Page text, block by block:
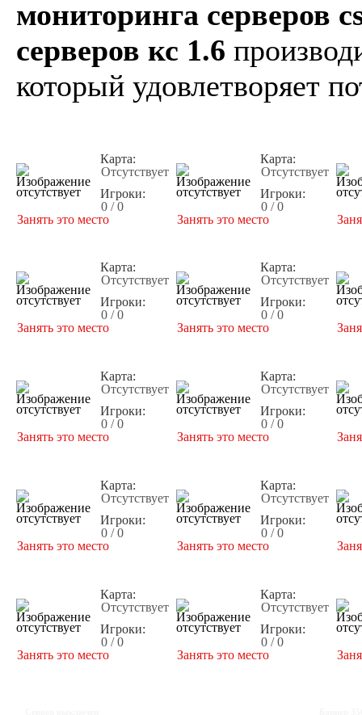
мониторинга серверов
серверов кс 1.6
который удовлетворяет
Карта:
Отсутствует
Игроки:
0 / 0
Занять это место
Карта:
Отсутствует
Игроки:
0 / 0
Занять это место
Карта:
Отсутствует
Игроки:
0 / 0
Занять это место
Карта:
Отсутствует
Игроки:
0 / 0
Занять это место
Карта:
Отсутствует
Игроки:
0 / 0
Занять это место
Карта:
Отсутствует
Игроки:
0 / 0
Занять это место
Карта:
Отсутствует
Игроки:
0 / 0
Занять это место
Карта:
Отсутствует
Игроки:
0 / 0
Занять это место
Карта:
Отсутствует
Игроки:
0 / 0
Занять это место
Карта:
Отсутствует
Игроки:
0 / 0
Занять это место